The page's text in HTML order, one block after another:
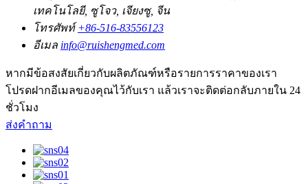
เทคโนโลยี, ซูโจว, เจียงซู, จีน
โทรศัพท์ +86-516-83556123
อีเมล info@ruishengmed.com
หากมีข้อสงสัยเกี่ยวกับผลิตภัณฑ์หรือรายการราคาของเรา
โปรดฝากอีเมลของคุณไว้กับเรา แล้วเราจะติดต่อกลับภายใน 24
ชั่วโมง
ส่งคำถาม